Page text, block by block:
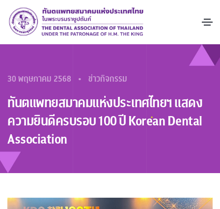
30 พฤษภาคม 2568 • ข่าวกิจกรรม
ทันตแพทยสมาคมแห่งประเทศไทยฯ แสดง
ความยินดีครบรอบ 100 ปี Korean Dental
Association